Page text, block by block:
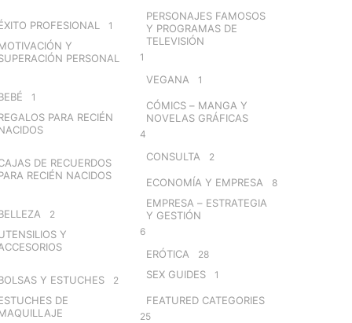
PROFESIONAL 1
Y
PERSONAL
1
PARA RECIÉN
DE RECUERDOS
RECIÉN NACIDOS
2
Y
Y ESTUCHES 2
DE
PERSONAJES FAMOSOS
Y PROGRAMAS DE
TELEVISIÓN
1
VEGANA 1
CÓMICS – MANGA Y
NOVELAS GRÁFICAS
4
CONSULTA 2
ECONOMÍA Y EMPRESA 8
EMPRESA – ESTRATEGIA
Y GESTIÓN
6
ERÓTICA 28
SEX GUIDES 1
FEATURED CATEGORIES
25